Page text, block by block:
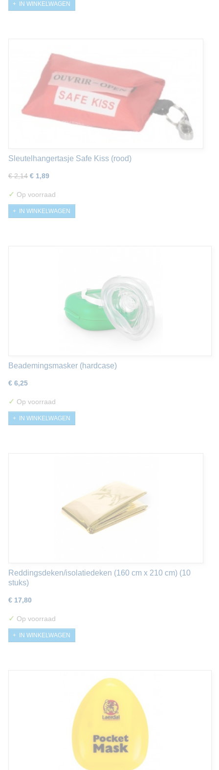
IN WINKELWAGEN
Sleutelhangertasje Safe Kiss (rood)
€ 2,14 € 1,89
✓ Op voorraad
IN WINKELWAGEN
Beademingsmasker (hardcase)
€ 6,25
✓ Op voorraad
IN WINKELWAGEN
Reddingsdeken/isolatiedeken (160 cm x 210 cm) (10
stuks)
€ 17,80
✓ Op voorraad
IN WINKELWAGEN